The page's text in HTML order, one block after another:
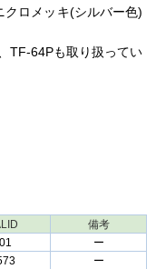
クロメッキ(シルバー色)
TF-64Pも取り扱ってい
備考
ー
ー